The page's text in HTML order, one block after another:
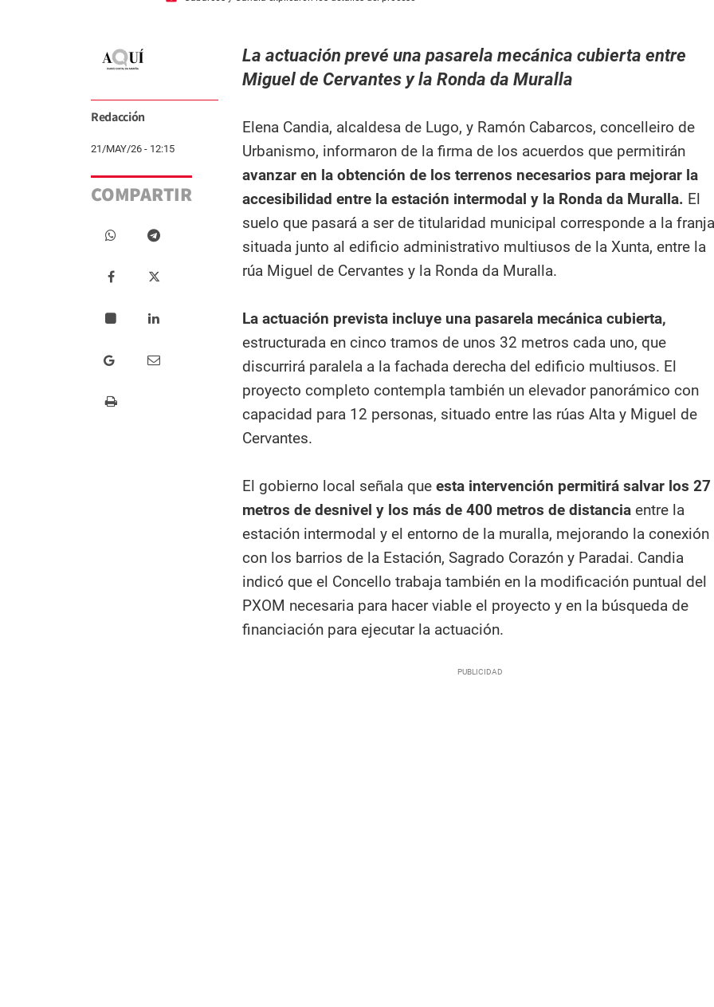
Redacción
21/MAY/26 - 12:15
COMPARTIR
La actuación prevé una pasarela mecánica cubierta entre
Miguel de Cervantes y la Ronda da Muralla
Elena Candia, alcaldesa de Lugo, y Ramón Cabarcos, concelleiro de
Urbanismo, informaron de la firma de los acuerdos que permitirán
avanzar en la obtención de los terrenos necesarios para mejorar la
accesibilidad entre la estación intermodal y la Ronda da Muralla. El
suelo que pasará a ser de titularidad municipal corresponde a la franja
situada junto al edificio administrativo multiusos de la Xunta, entre la
rúa Miguel de Cervantes y la Ronda da Muralla.
La actuación prevista incluye una pasarela mecánica cubierta,
estructurada en cinco tramos de unos 32 metros cada uno, que
discurrirá paralela a la fachada derecha del edificio multiusos. El
proyecto completo contempla también un elevador panorámico con
capacidad para 12 personas, situado entre las rúas Alta y Miguel de
Cervantes.
El gobierno local señala que esta intervención permitirá salvar los 27
metros de desnivel y los más de 400 metros de distancia entre la
estación intermodal y el entorno de la muralla, mejorando la conexión
con los barrios de la Estación, Sagrado Corazón y Paradai. Candia
indicó que el Concello trabaja también en la modificación puntual del
PXOM necesaria para hacer viable el proyecto y en la búsqueda de
financiación para ejecutar la actuación.